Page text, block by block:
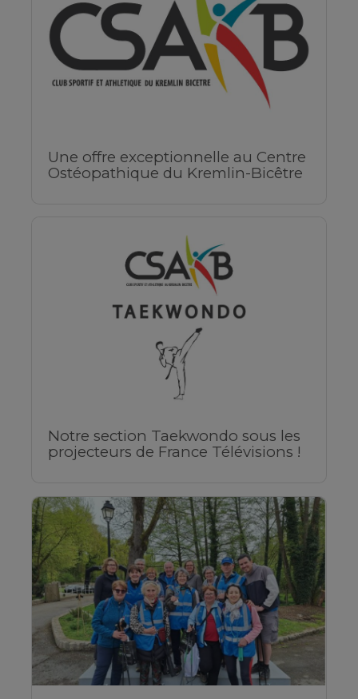
Une offre exceptionnelle au Centre
Ostéopathique du Kremlin-Bicêtre
Notre section Taekwondo sous les
projecteurs de France Télévisions !